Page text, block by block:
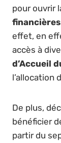
pour ouvrir
financières
effet, en
accès à
d’Accueil
l’allocation
De plus,
bénéficier
partir du